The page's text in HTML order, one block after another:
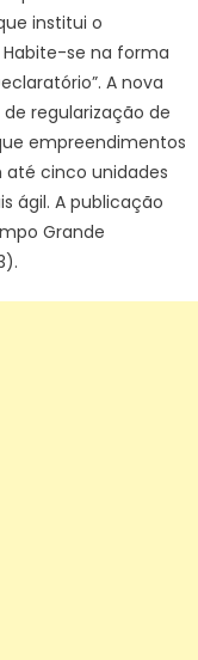
institui o
se na forma
A nova
regularização de
empreendimentos
até cinco unidades
ágil. A publicação
Grande